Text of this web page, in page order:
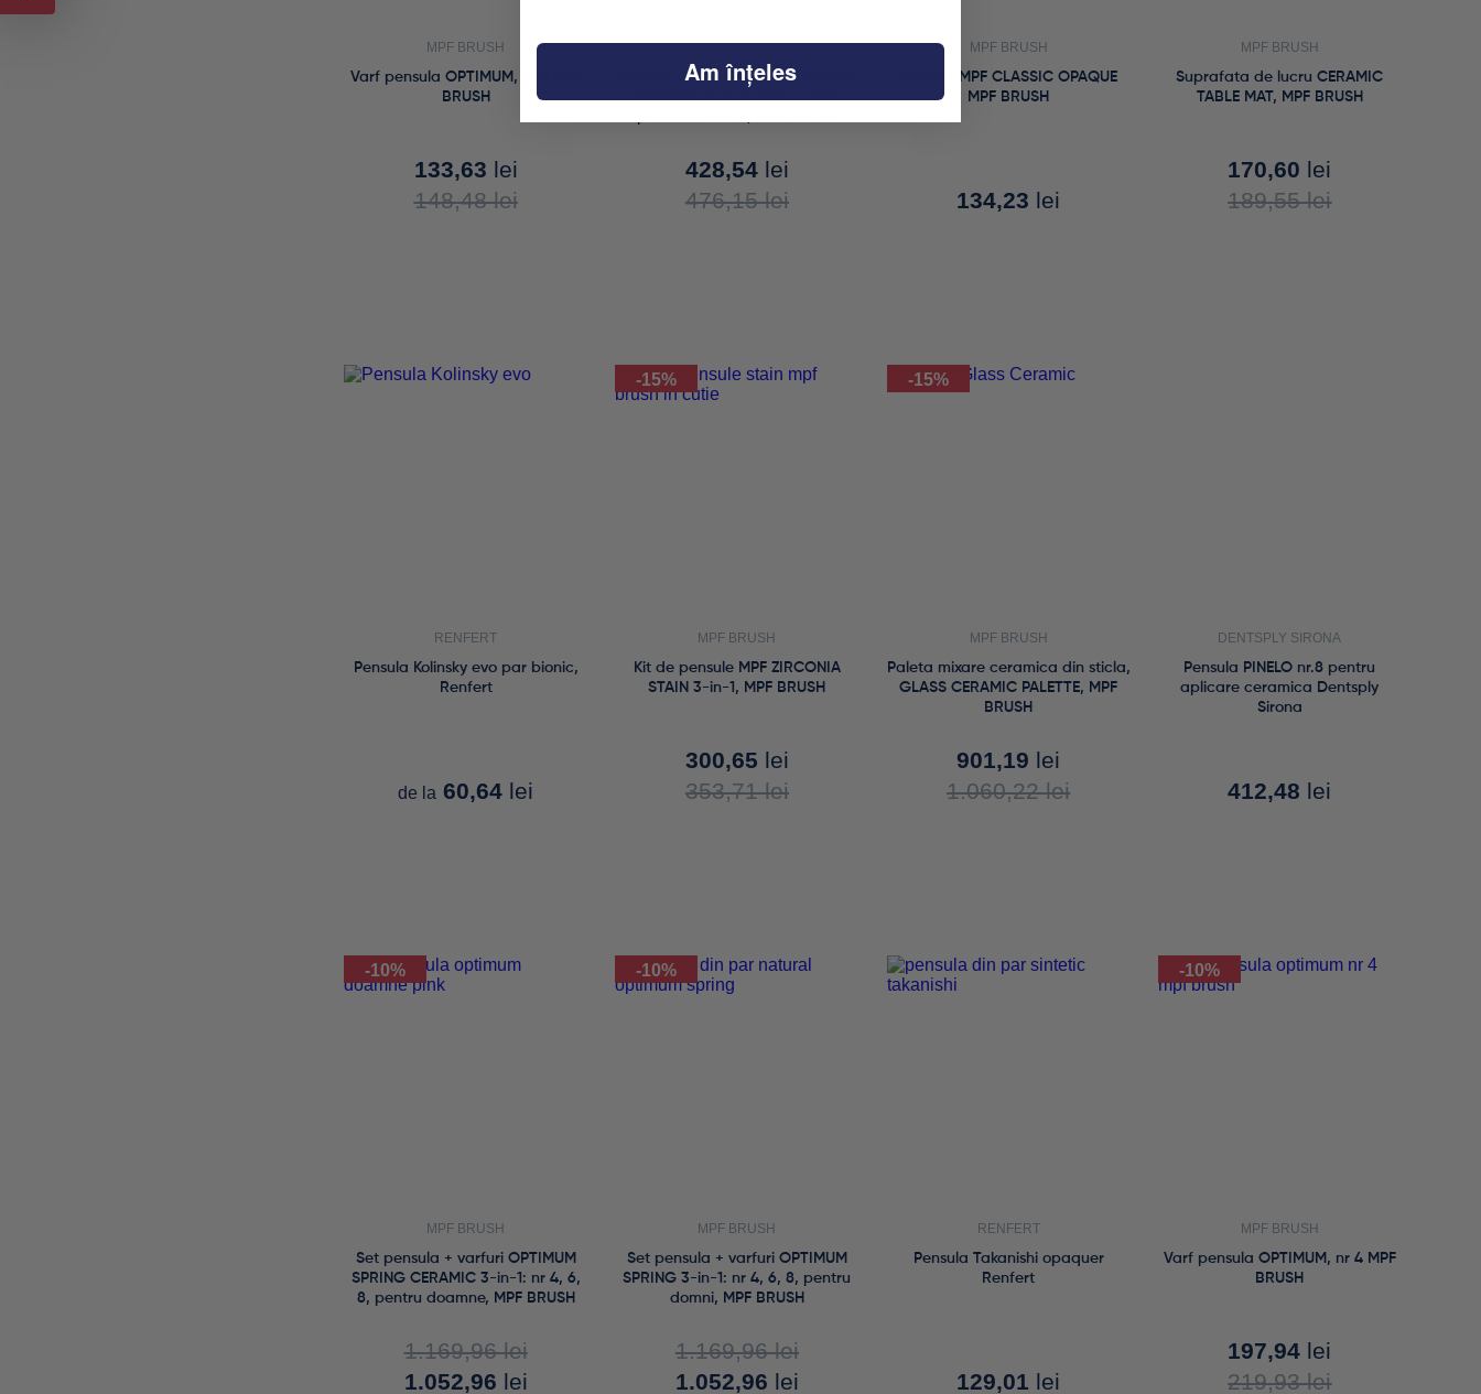
MPF BRUSH
Varf pensula OPTIMUM, nr 2 MPF
BRUSH
133,63 lei
148,48lei
MPF BRUSH
Pensula OPTIMUM LADIES SPRING
CERAMIC nr 6, maner purple,
428,54 lei
476,15lei
MPF BRUSH
Pensula MPF CLASSIC OPAQUE
MPF BRUSH
134,23 lei
MPF BRUSH
Suprafata de lucru CERAMIC
TABLE MAT, MPF BRUSH
170,60 lei
189,55lei
RENFERT
Pensula Kolinsky evo par bionic,
Renfert
de la 60,64 lei
-15%
MPF BRUSH
Kit de pensule MPF ZIRCONIA
STAIN 3-in-1, MPF BRUSH
300,65 lei
353,71lei
-15%
MPF BRUSH
Paleta mixare ceramica din sticla,
GLASS CERAMIC PALETTE, MPF
BRUSH
901,19 lei
1.060,22lei
DENTSPLY SIRONA
Pensula PINELO nr.8 pentru
aplicare ceramica Dentsply
Sirona
412,48 lei
-10%
MPF BRUSH
Set pensula + varfuri OPTIMUM
SPRING CERAMIC 3-in-1: nr 4, 6,
8, pentru doamne, MPF BRUSH
1.169,96lei
1.052,96 lei
-10%
MPF BRUSH
Set pensula + varfuri OPTIMUM
SPRING 3-in-1: nr 4, 6, 8, pentru
domni, MPF BRUSH
1.169,96lei
1.052,96 lei
RENFERT
Pensula Takanishi opaquer
Renfert
129,01 lei
-10%
MPF BRUSH
Varf pensula OPTIMUM, nr 4 MPF
BRUSH
197,94 lei
219,93lei
Am înțeles